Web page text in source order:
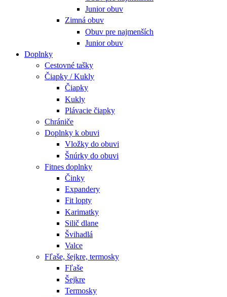
Junior obuv
Zimná obuv
Obuv pre najmenších
Junior obuv
Doplnky
Cestovné tašky
Čiapky / Kukly
Čiapky
Kukly
Plávacie čiapky
Chrániče
Doplnky k obuvi
Vložky do obuvi
Šnúrky do obuvi
Fitnes doplnky
Činky
Expandery
Fit lopty
Karimatky
Silič dlane
Švihadlá
Valce
Fľaše, šejkre, termosky
Fľaše
Šejkre
Termosky